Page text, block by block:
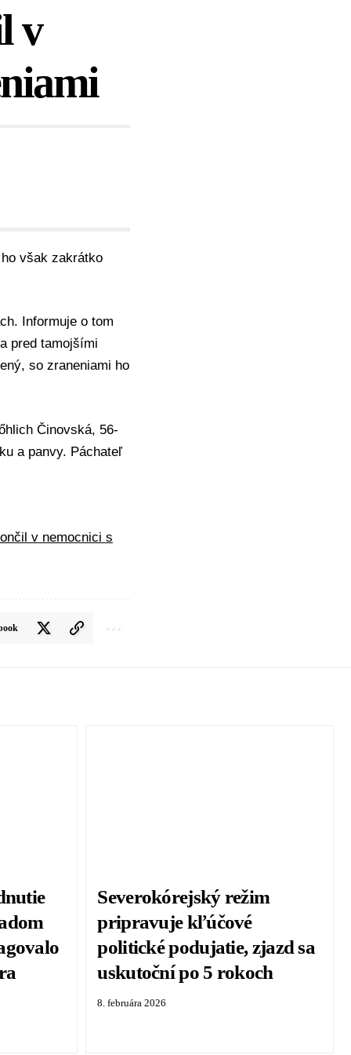
v
však zakrátko
Informuje o tom
pred tamojšími
so zraneniami ho
Činovská, 56-
a panvy. Páchateľ
v nemocnici s
Severokórejský režim
pripravuje kľúčové
politické podujatie, zjazd sa
uskutoční po 5 rokoch
8. februára 2026